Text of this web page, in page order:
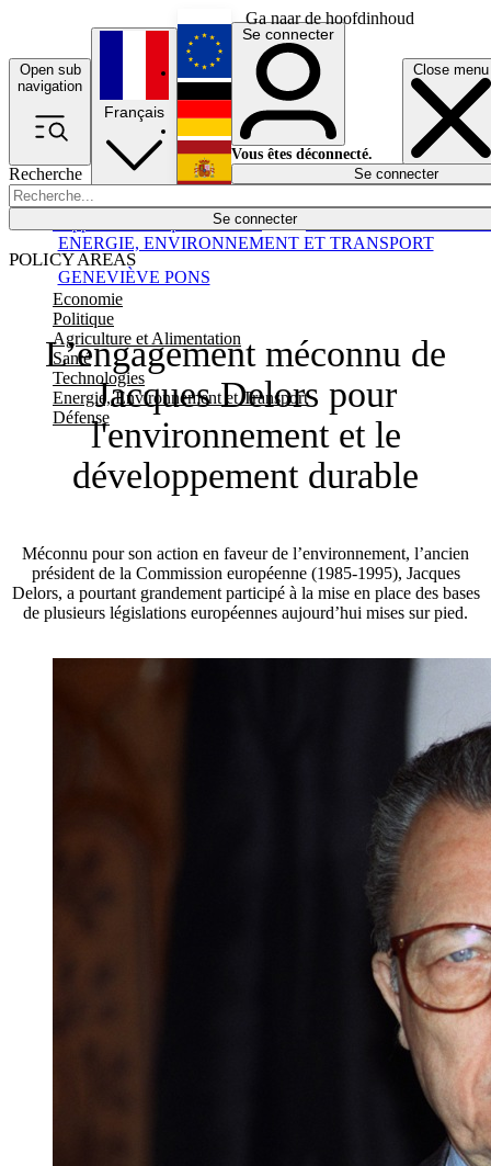
Ga naar de hoofdinhoud
Open sub
navigation
Close menu
Recherche
Se connecter
POLICY AREAS
Economie
Politique
Agriculture et Alimentation
Santé
Technologies
Energie, Environnement et Transport
Défense
Économie
Français
English
Deutsch
Español
Se connecter
Vous êtes déconnecté.
Se connecter
L’engagement méconnu de
Jacques Delors pour
l'environnement et le
développement durable
Méconnu pour son action en faveur de l’environnement, l’ancien
président de la Commission européenne (1985-1995), Jacques
Delors, a pourtant grandement participé à la mise en place des bases
de plusieurs législations européennes aujourd’hui mises sur pied.
GENEVIÈVE PONS
ENERGIE, ENVIRONNEMENT ET TRANSPORT